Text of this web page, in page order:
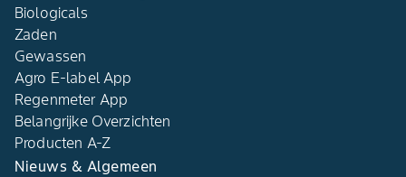
Biologicals
Zaden
Gewassen
Agro E-label App
Regenmeter App
Belangrijke Overzichten
Producten A-Z
Nieuws & Algemeen